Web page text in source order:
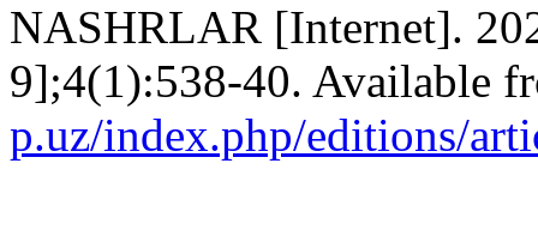
NASHRLAR [Internet].
9];4(1):538-40. Available
p.uz/index.php/editions/